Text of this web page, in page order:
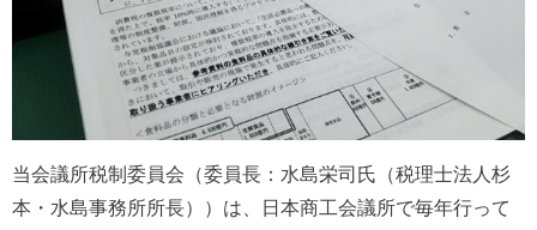
当会議所税制委員会（委員長：水島栄司氏（税理士法人杉
本・水島事務所所長））は、日本商工会議所で毎年行って